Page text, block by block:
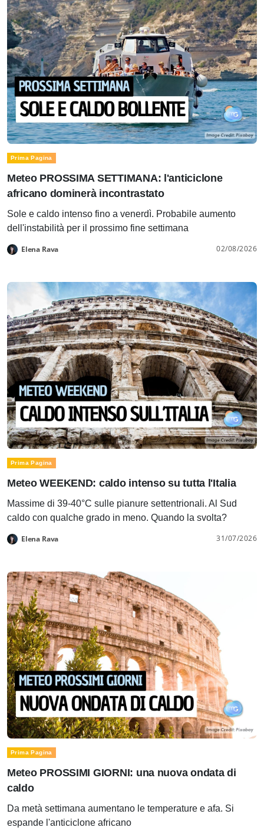
Prima Pagina
Meteo PROSSIMA SETTIMANA: l'anticiclone
africano dominerà incontrastato
Sole e caldo intenso fino a venerdì. Probabile aumento
dell'instabilità per il prossimo fine settimana
Elena Rava 02/08/2026
Prima Pagina
Meteo WEEKEND: caldo intenso su tutta l'Italia
Massime di 39-40°C sulle pianure settentrionali. Al Sud
caldo con qualche grado in meno. Quando la svolta?
Elena Rava 31/07/2026
Prima Pagina
Meteo PROSSIMI GIORNI: una nuova ondata di
caldo
Da metà settimana aumentano le temperature e afa. Si
espande l'anticiclone africano